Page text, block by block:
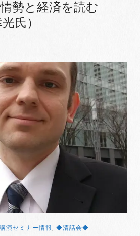
勢と経済を読む
氏）
講演セミナー情報 , ◆清話会◆